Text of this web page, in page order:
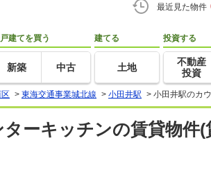
最近見た物件
建てを買う
新築 中古
建てる
土地
投資する
不動産
投資
> 東海交通事業城北線 > 小田井駅 > 小田井駅のカ
ーキッチンの賃貸物件